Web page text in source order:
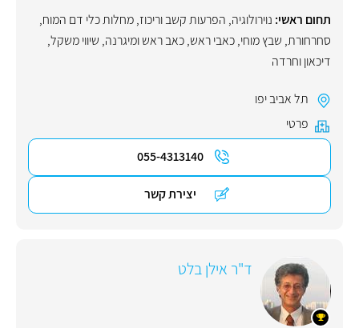
תחום ראשי: נוירולוגיה, הפרעות קשב וריכוז,מחלות כלי דם המוח,
סחרחורת, שבץ מוחי,כאבי ראש,כאב ראש ומיגרנה, שיווי משקל,
דיכאון וחרדה
תל אביב יפו
פרטי
055-4313140
יצירת קשר
ד"ר אילן בלט